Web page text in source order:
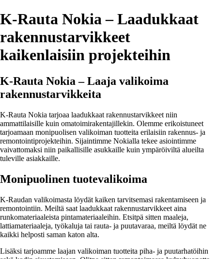
K-Rauta Nokia – Laadukkaat
rakennustarvikkeet
kaikenlaisiin projekteihin
K-Rauta Nokia – Laaja valikoima
rakennustarvikkeita
K-Rauta Nokia tarjoaa laadukkaat rakennustarvikkeet niin
ammattilaisille kuin omatoimirakentajillekin. Olemme erikoistuneet
tarjoamaan monipuolisen valikoiman tuotteita erilaisiin rakennus- ja
remontointiprojekteihin. Sijaintimme Nokialla tekee asiointimme
vaivattomaksi niin paikallisille asukkaille kuin ympäröiviltä alueilta
tuleville asiakkaille.
Monipuolinen tuotevalikoima
K-Raudan valikoimasta löydät kaiken tarvitsemasi rakentamiseen ja
remontointiin. Meiltä saat laadukkaat rakennustarvikkeet aina
runkomateriaaleista pintamateriaaleihin. Etsitpä sitten maaleja,
lattiamateriaaleja, työkaluja tai rauta- ja puutavaraa, meiltä löydät ne
kaikki helposti saman katon alta.
Lisäksi tarjoamme laajan valikoiman tuotteita piha- ja puutarhatöihin